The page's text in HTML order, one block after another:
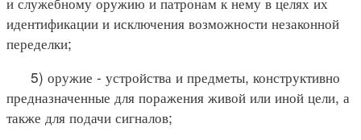
идентификации и исключения возможности незаконной
переделки;
5) оружие - устройства и предметы, конструктивно
предназначенные для поражения живой или иной цели, а
также для подачи сигналов;